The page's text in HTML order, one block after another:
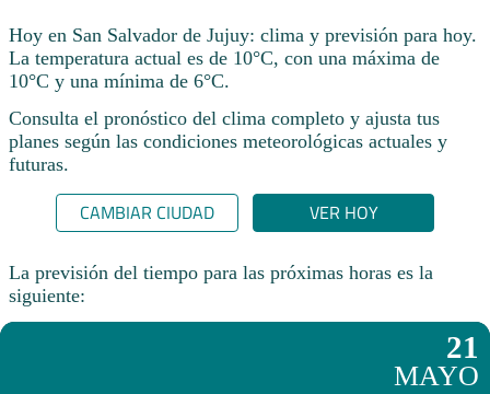
Hoy en San Salvador de Jujuy: clima y previsión para hoy.
La temperatura actual es de 10°C, con una máxima de
10°C y una mínima de 6°C.​
Consulta el pronóstico del clima completo y ajusta tus
planes según las condiciones meteorológicas actuales y
futuras.
CAMBIAR CIUDAD VER HOY
La previsión del tiempo para las próximas horas es la
siguiente:
21
MAYO